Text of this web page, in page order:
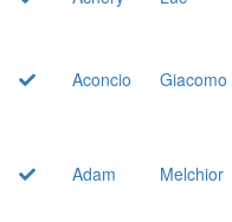
Aconcio Giacomo
Adam Melchior